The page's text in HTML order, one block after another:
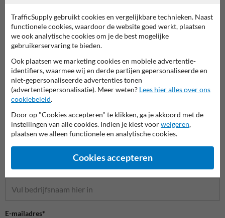
Wegmarkering en belijning
Stel je vraag aan Wegmarkering.nl
Naam*
E-mailadres*
TrafficSupply gebruikt cookies en vergelijkbare technieken. Naast
functionele cookies, waardoor de website goed werkt, plaatsen
we ook analytische cookies om je de best mogelijke
gebruikerservaring te bieden.
Ook plaatsen we marketing cookies en mobiele advertentie-
identifiers, waarmee wij en derde partijen gepersonaliseerde en
niet-gepersonaliseerde advertenties tonen
(advertentiepersonalisatie). Meer weten? Lees hier alles over ons
cookiebeleid.
Door op "Cookies accepteren" te klikken, ga je akkoord met de
instellingen van alle cookies. Indien je kiest voorweigeren,
plaatsen we alleen functionele en analytische cookies.
Cookies accepteren